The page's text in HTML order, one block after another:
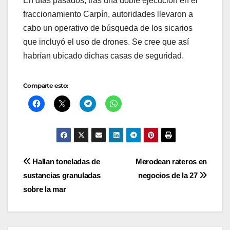
fraccionamiento Carpín, autoridades llevaron a
cabo un operativo de búsqueda de los sicarios
que incluyó el uso de drones. Se cree que así
habrían ubicado dichas casas de seguridad.
Comparte esto:
Navegación
de
entradas
Merodean rateros en
negocios de la 27
Hallan toneladas de
sustancias granuladas
sobre la mar